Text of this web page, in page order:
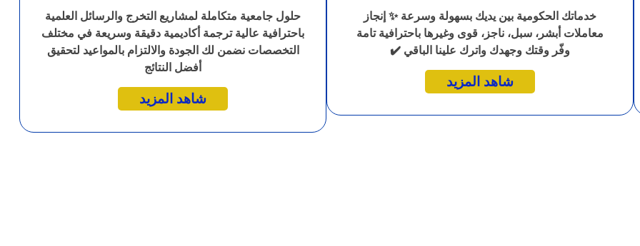
خدماتك الحكومية بين يديك بسهولة وسرعة ✨ إنجاز
معاملات أبشر، سبل، ناجز، قوى وغيرها باحترافية تامة
وفّر وقتك وجهدك واترك علينا الباقي ✔️
شاهد المزيد
حلول جامعية متكاملة لمشاريع التخرج والرسائل العلمية
باحترافية عالية ترجمة أكاديمية دقيقة وسريعة في مختلف
التخصصات نضمن لك الجودة والالتزام بالمواعيد لتحقيق
أفضل النتائج
شاهد المزيد